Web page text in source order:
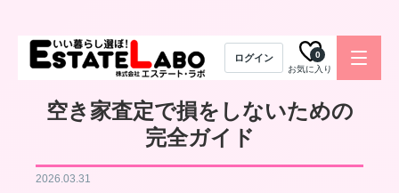
ログイン
お気に入り
0
空き家査定で損をしないための
完全ガイド
2026.03.31